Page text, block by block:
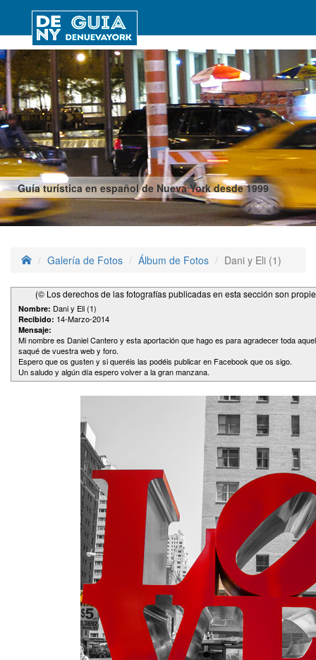
Guía turística en español de Nueva York desde 1999
Galería de Fotos Álbum de Fotos Dani y Eli (1)
(© Los derechos de las fotografías publicadas en esta sección son
Nombre: Dani y Eli (1)
Recibido: 14-Marzo-2014
Mensaje:
Mi nombre es Daniel Cantero y esta aportación que hago es para agradecer toda
saqué de vuestra web y foro.
Espero que os gusten y si queréis las podéis publicar en Facebook que os sigo.
Un saludo y algún día espero volver a la gran manzana.